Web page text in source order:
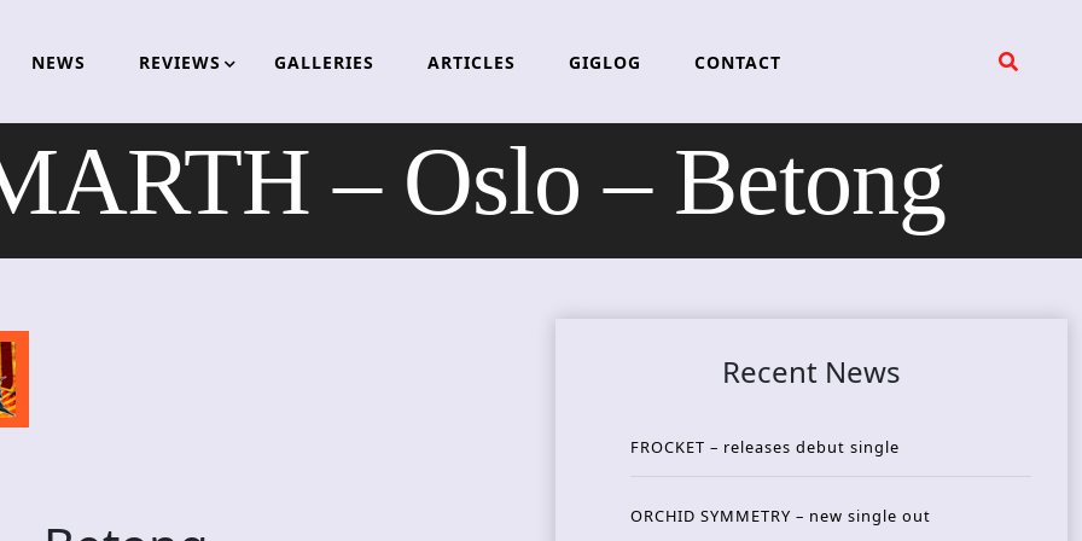
NEWS REVIEWS GALLERIES ARTICLES GIGLOG CONTACT
– Oslo – Betong
Recent News
FROCKET – releases debut single
ORCHID SYMMETRY – new single out